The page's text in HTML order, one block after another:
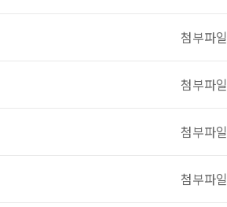
첨부파일
첨부파일
첨부파일
첨부파일